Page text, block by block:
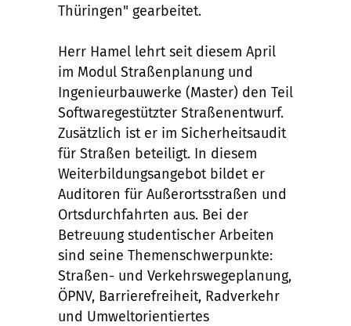
Thüringen" gearbeitet.
Herr Hamel lehrt seit diesem April
im Modul Straßenplanung und
Ingenieurbauwerke (Master) den Teil
Softwaregestützter Straßenentwurf.
Zusätzlich ist er im Sicherheitsaudit
für Straßen beteiligt. In diesem
Weiterbildungsangebot bildet er
Auditoren für Außerortsstraßen und
Ortsdurchfahrten aus. Bei der
Betreuung studentischer Arbeiten
sind seine Themenschwerpunkte:
Straßen- und Verkehrswegeplanung,
ÖPNV, Barrierefreiheit, Radverkehr
und Umweltorientiertes